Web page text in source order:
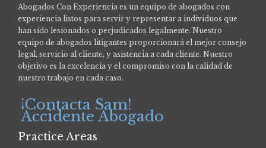
Abogados Con Experiencia es un equipo de abogados con
experiencia listos para servir y representar a individuos que
han sido lesionados o perjudicados legalmente. Nuestro
equipo de abogados litigantes proporcionará el mejor consejo
legal, servicio al cliente, y asistencia a cada cliente. Nuestro
objetivo es la excelencia y el compromiso con la calidad de
nuestro trabajo en cada caso.
¡Contacta Sam!
Accidente Abogado
Practice Areas